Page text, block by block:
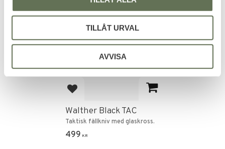
TILLÅT URVAL
AVVISA
Lägg till i favoriter
Walther Black TAC
Taktisk fällkniv med glaskross.
499 KR